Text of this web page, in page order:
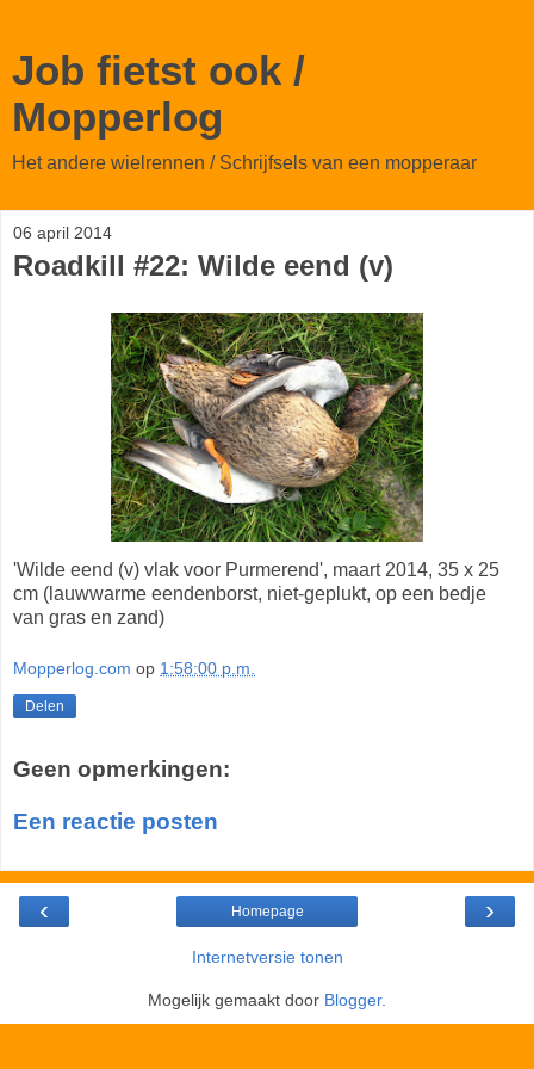
Job fietst ook /
Mopperlog
Het andere wielrennen / Schrijfsels van een mopperaar
06 april 2014
Roadkill #22: Wilde eend (v)
'Wilde eend (v) vlak voor Purmerend', maart 2014, 35 x 25
cm (lauwwarme eendenborst, niet-geplukt, op een bedje
van gras en zand)
Mopperlog.com op 1:58:00 p.m.
Delen
Geen opmerkingen:
Een reactie posten
‹ ›
Homepage
Internetversie tonen
Mogelijk gemaakt door Blogger.